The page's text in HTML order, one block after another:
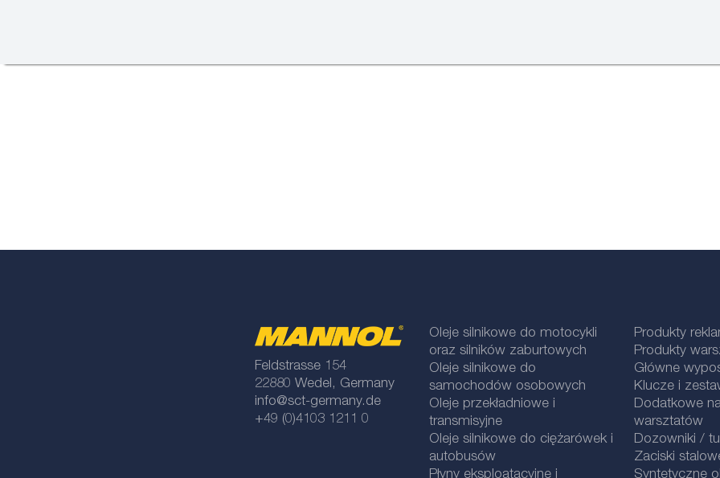
Feldstrasse 154
22880 Wedel, Germany
info@sct-germany.de
+49 (0)4103 1211 0
Oleje silnikowe do motocykli
oraz silników zaburtowych
Oleje silnikowe do
samochodów osobowych
Oleje przekładniowe i
transmisyjne
Oleje silnikowe do ciężarówek i
autobusów
Płyny eksploatacyjne i
Produkty
Produkty
Główne
Klucze i
Dodatkowe
warsztatów
Dozowniki /
Zaciski
Syntetyczne